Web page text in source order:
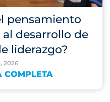
pensamiento
desarrollo de
liderazgo?
2026
COMPLETA